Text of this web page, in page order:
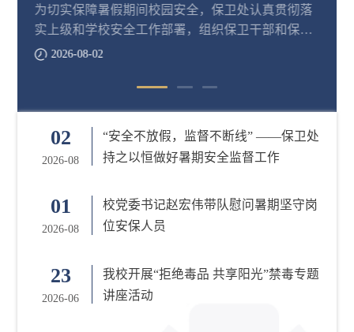
持之以恒做好暑期安全监督工作
​为切实保障暑假期间校园安全，保卫处认真贯彻落
实上级和学校安全工作部署，组织保卫干部和保安
队员常态化开展安全监督工作。
2026-08-02
02
2026-08
“安全不放假，监督不断线” ——保卫处
持之以恒做好暑期安全监督工作
01
2026-08
校党委书记赵宏伟带队慰问暑期坚守岗
位安保人员
23
2026-06
我校开展“拒绝毒品 共享阳光”禁毒专题
讲座活动